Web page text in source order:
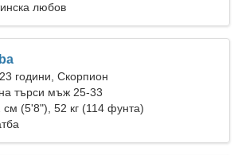
любов
години, Скорпион
търси мъж 25-33
см (5'8"), 52 кг (114 фунта)